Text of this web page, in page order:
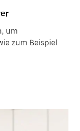
um
zum Beispiel